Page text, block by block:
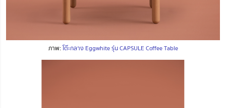
ภาพ:โต๊ะกลาง Eggwhite รุ่น CAPSULE Coffee Table